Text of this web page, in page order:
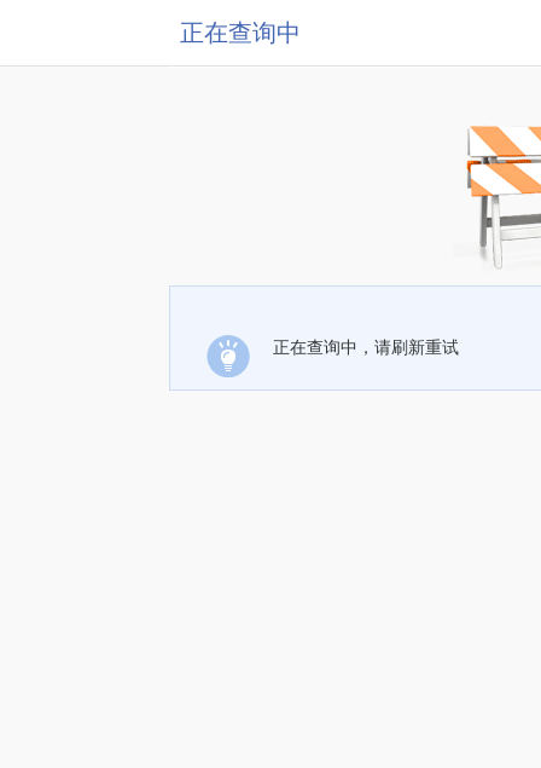
正在查询中
正在查询中，请刷新重试